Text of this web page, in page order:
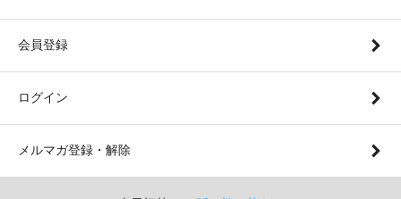
会員登録
ログイン
メルマガ登録・解除